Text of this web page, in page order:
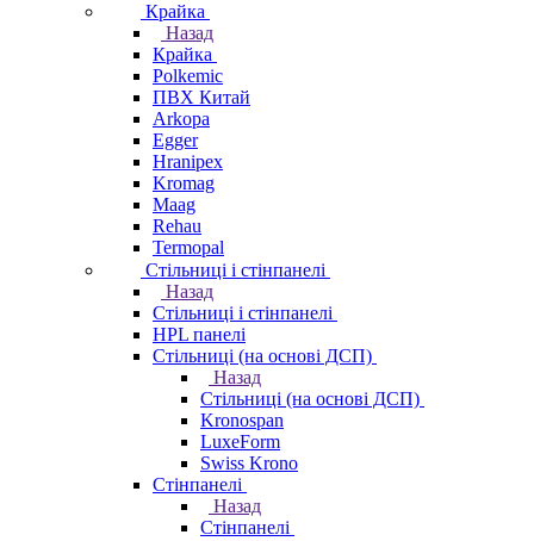
Крайка
Назад
Крайка
Polkemic
ПВХ Китай
Arkopa
Egger
Hranipex
Kromag
Maag
Rehau
Termopal
Стільниці і стінпанелі
Назад
Стільниці і стінпанелі
HPL панелі
Стільниці (на основі ДСП)
Назад
Стільниці (на основі ДСП)
Kronospan
LuxeForm
Swiss Krono
Стінпанелі
Назад
Стінпанелі